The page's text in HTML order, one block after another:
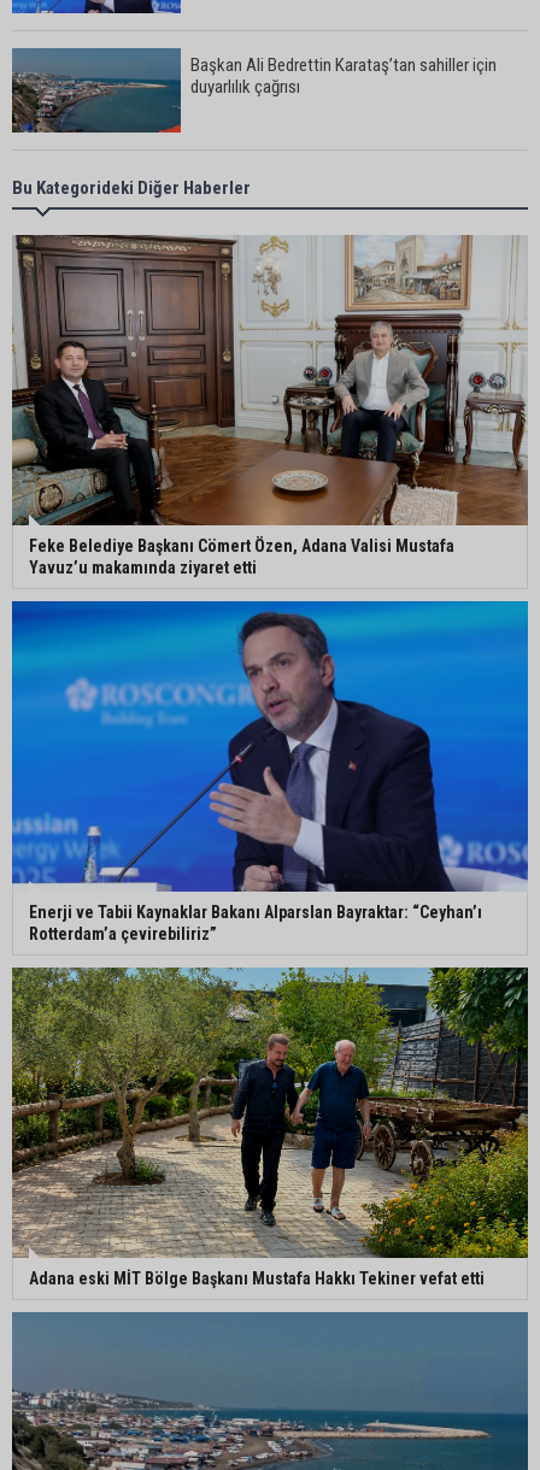
Başkan Ali Bedrettin Karataş’tan sahiller için
duyarlılık çağrısı
MHP Adana İl Başkanı Hakan Yıldırım:
“Liderimize dil uzatmak sizin haddinize değildir”
Adanalı 13 yaşındaki Ela Nur şelalede hayatını
kaybetti
Adanalı NASA astronotu Deniz Burnham uzaya
gidiyor
Kozan’da üreticilere yangın ve anız uyarısı
Ceyhan’da yağlık ayçiçeği hasadı başladı
Yedigöze’deki göçüğün nedeni belli oldu
Bu Kategorideki Diğer Haberler
Feke Belediye Başkanı Cömert Özen, Adana Valisi Mustafa
Yavuz’u makamında ziyaret etti
Enerji ve Tabii Kaynaklar Bakanı Alparslan Bayraktar: “Ceyhan’ı
Rotterdam’a çevirebiliriz”
Adana eski MİT Bölge Başkanı Mustafa Hakkı Tekiner vefat etti